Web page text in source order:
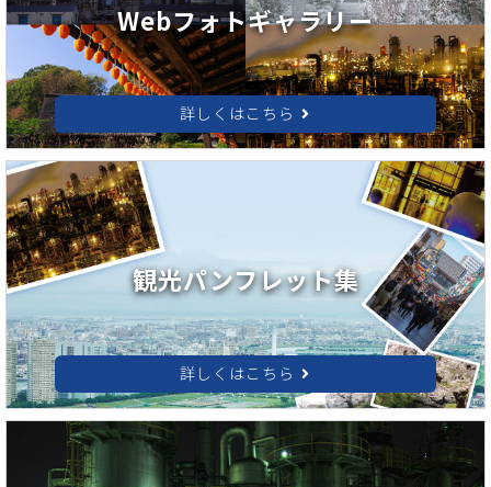
Webフォトギャラリー
詳しくはこちら
観光パンフレット集
詳しくはこちら